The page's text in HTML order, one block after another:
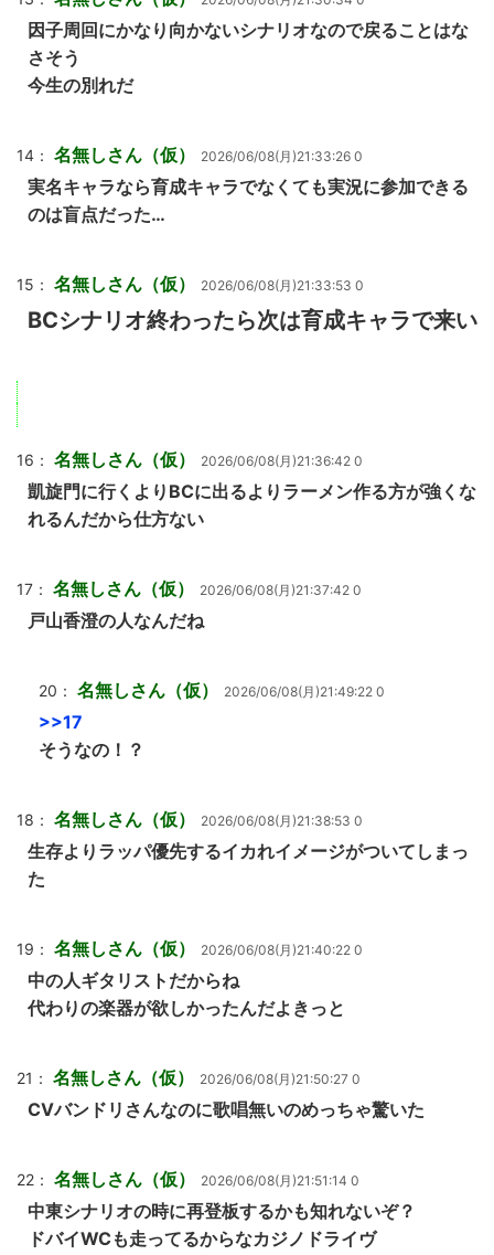
因子周回にかなり向かないシナリオなので戻ることはな
さそう
今生の別れだ
14： 名無しさん（仮） 2026/06/08(月)21:33:26 0
実名キャラなら育成キャラでなくても実況に参加できる
のは盲点だった…
15： 名無しさん（仮） 2026/06/08(月)21:33:53 0
BCシナリオ終わったら次は育成キャラで来い
16： 名無しさん（仮） 2026/06/08(月)21:36:42 0
凱旋門に行くよりBCに出るよりラーメン作る方が強くな
れるんだから仕方ない
17： 名無しさん（仮） 2026/06/08(月)21:37:42 0
戸山香澄の人なんだね
20： 名無しさん（仮） 2026/06/08(月)21:49:22 0
>>17
そうなの！？
18： 名無しさん（仮） 2026/06/08(月)21:38:53 0
生存よりラッパ優先するイカれイメージがついてしまっ
た
19： 名無しさん（仮） 2026/06/08(月)21:40:22 0
中の人ギタリストだからね
代わりの楽器が欲しかったんだよきっと
21： 名無しさん（仮） 2026/06/08(月)21:50:27 0
CVバンドリさんなのに歌唱無いのめっちゃ驚いた
22： 名無しさん（仮） 2026/06/08(月)21:51:14 0
中東シナリオの時に再登板するかも知れないぞ？
ドバイWCも走ってるからなカジノドライヴ